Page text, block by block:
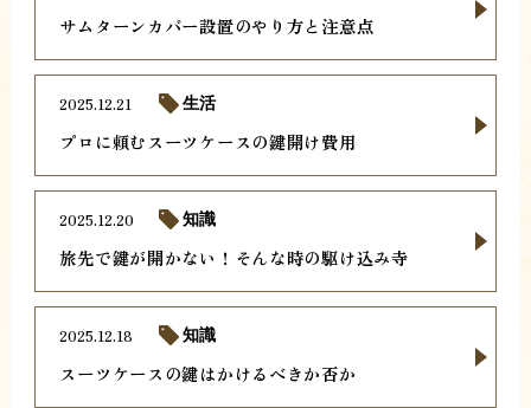
サムターンカバー設置のやり方と注意点
プロに頼むスーツケースの鍵開け費用
2025.12.21 生活
旅先で鍵が開かない！そんな時の駆け込み寺
2025.12.20 知識
スーツケースの鍵はかけるべきか否か
2025.12.18 知識